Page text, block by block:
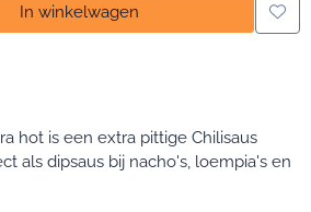
In winkelwagen
hot is een extra pittige Chilisaus
als dipsaus bij nacho's, loempia's en